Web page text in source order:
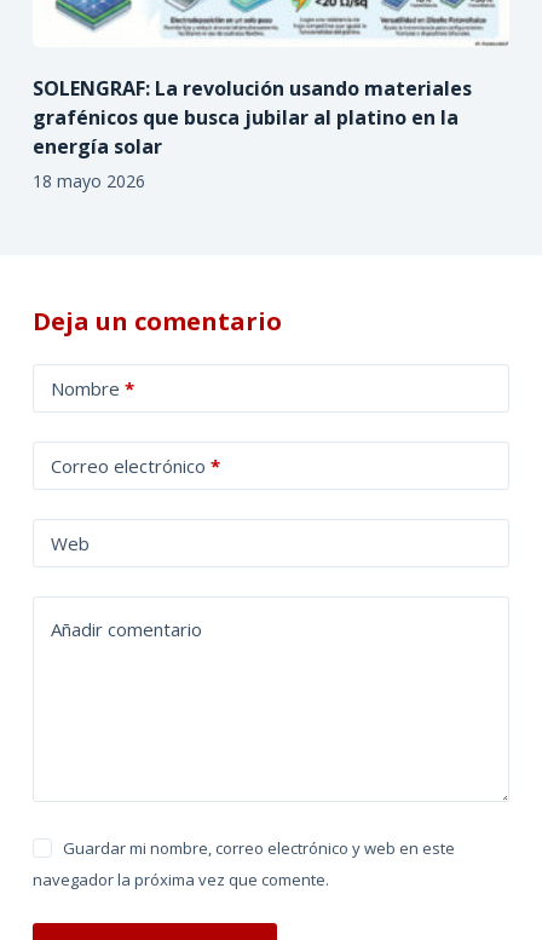
SOLENGRAF: La revolución usando materiales
grafénicos que busca jubilar al platino en la
energía solar
18 mayo 2026
Deja un comentario
Nombre *
Correo electrónico *
Web
Añadir comentario
Guardar mi nombre, correo electrónico y web en este
navegador la próxima vez que comente.
l
t
a
t